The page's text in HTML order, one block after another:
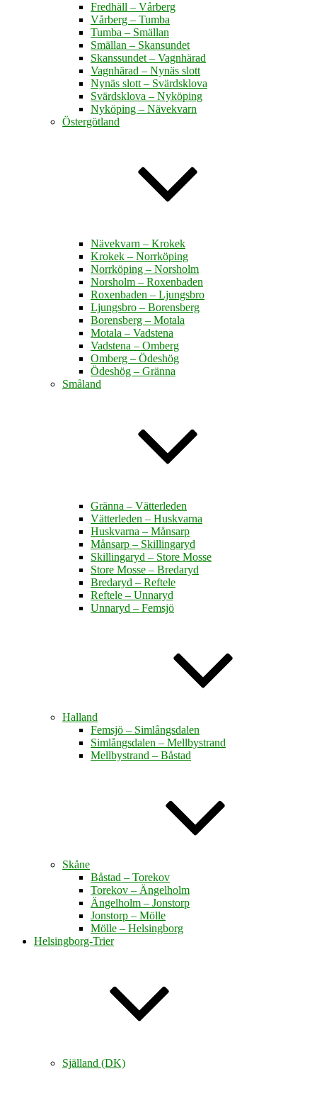
Fredhäll – Vårberg
Vårberg – Tumba
Tumba – Smällan
Smällan – Skansundet
Skanssundet – Vagnhärad
Vagnhärad – Nynäs slott
Nynäs slott – Svärdsklova
Svärdsklova – Nyköping
Nyköping – Nävekvarn
Östergötland
Nävekvarn – Krokek
Krokek – Norrköping
Norrköping – Norsholm
Norsholm – Roxenbaden
Roxenbaden – Ljungsbro
Ljungsbro – Borensberg
Borensberg – Motala
Motala – Vadstena
Vadstena – Omberg
Omberg – Ödeshög
Ödeshög – Gränna
Småland
Gränna – Vätterleden
Vätterleden – Huskvarna
Huskvarna – Månsarp
Månsarp – Skillingaryd
Skillingaryd – Store Mosse
Store Mosse – Bredaryd
Bredaryd – Reftele
Reftele – Unnaryd
Unnaryd – Femsjö
Halland
Femsjö – Simlångsdalen
Simlångsdalen – Mellbystrand
Mellbystrand – Båstad
Skåne
Båstad – Torekov
Torekov – Ängelholm
Ängelholm – Jonstorp
Jonstorp – Mölle
Mölle – Helsingborg
Helsingborg-Trier
Själland (DK)